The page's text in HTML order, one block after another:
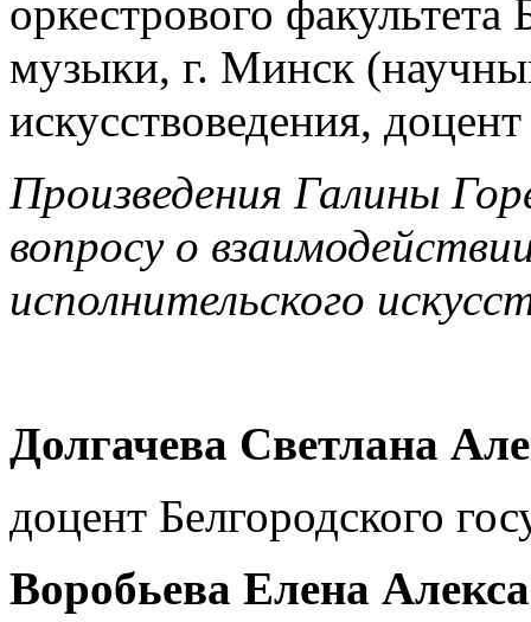
оркестрового
музыки, г. Минск
искусствоведения,
Произведения Галины
вопросу о
исполнительского
Долгачева Светлана
доцент Белгородского
Воробьева Елена